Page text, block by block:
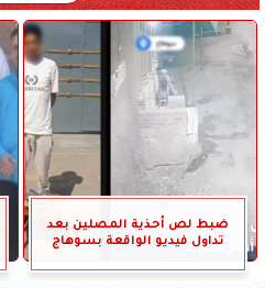
ضبط لص أحذية المصلين بعد
تداول فيديو الواقعة بسوهاج